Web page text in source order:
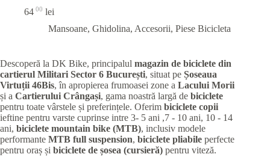
64 00 lei
Mansoane, Ghidolina, Accesorii, Piese Bicicleta
Descoperă la DK Bike, principalul magazin de biciclete din
cartierul Militari Sector 6 București, situat pe Șoseaua
Virtuții 46Bis, în apropierea frumoasei zone a Lacului Morii
și a Cartierului Crângași, gama noastră largă de biciclete
pentru toate vârstele și preferințele. Oferim biciclete copii
ieftine pentru varste cuprinse intre 3- 5 ani ,7 - 10 ani, 10 - 14
ani, biciclete mountain bike (MTB), inclusiv modele
performante MTB full suspension, biciclete pliabile perfecte
pentru oraș și biciclete de șosea (cursieră) pentru viteză.